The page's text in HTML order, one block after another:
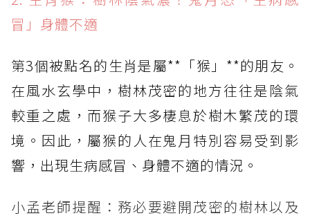
冒」身體不適
第3個被點名的生肖是屬**「猴」**的朋友。
在風水玄學中，樹林茂密的地方往往是陰氣
較重之處，而猴子大多棲息於樹木繁茂的環
境。因此，屬猴的人在鬼月特別容易受到影
響，出現生病感冒、身體不適的情況。
小孟老師提醒：務必要避開茂密的樹林以及